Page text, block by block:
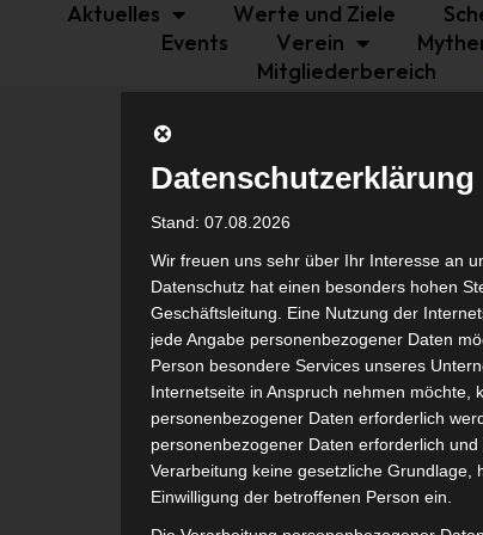
Aktuelles Werte und Ziele
Events
Verein
Mitgliederbereich
Datenschutzerklärung
Stand: 07.08.2026
Wir freuen uns sehr über Ihr Interesse an
Datenschutz hat einen besonders hohen
Geschäftsleitung. Eine Nutzung der
jede Angabe personenbezogener Daten
Person besondere Services unseres
Internetseite in Anspruch nehmen möchte,
personenbezogener Daten erforderlich
personenbezogener Daten erforderlich
Verarbeitung keine gesetzliche Grundlage,
Einwilligung der betroffenen Person ein.